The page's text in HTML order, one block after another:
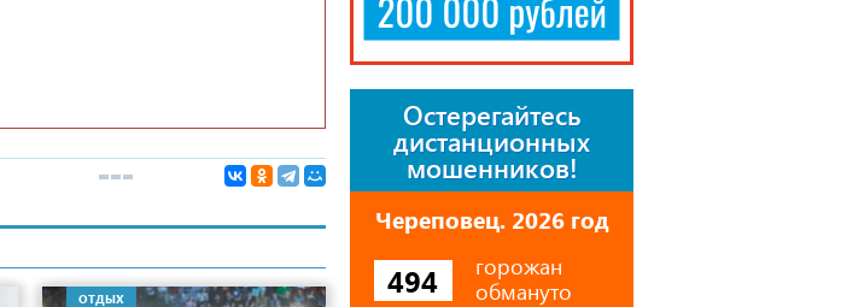
ОТДЫХ
Остерегайтесь
дистанционных
мошенников!
Череповец. 2026 год
494
горожан
обмануто